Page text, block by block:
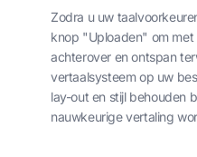
Zodra u uw
knop "Uploaden" om
achterover en ontspan
vertaalsysteem op uw
lay-out en stijl behouden
nauwkeurige vertaling